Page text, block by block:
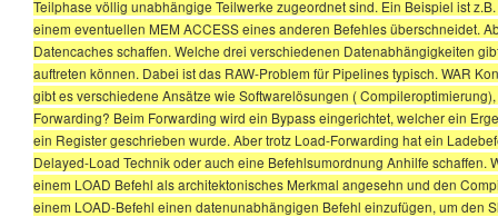
Teilphase völlig unabhängige Teilwerke zugeordnet sind. Ein Beispiel ist
einem eventuellen MEM ACCESS eines anderen Befehles überschneidet.
Datencaches schaffen. Welche drei verschiedenen Datenabhängigkeiten
auftreten können. Dabei ist das RAW-Problem für Pipelines typisch. WAR
gibt es verschiedene Ansätze wie Softwarelösungen (
Forwarding? Beim Forwarding wird ein Bypass eingerichtet, welcher ein
ein Register geschrieben wurde. Aber trotz Load-Forwarding hat ein
Delayed-Load Technik oder auch eine Befehlsumordnung Anhilfe
einem LOAD Befehl als architektonisches Merkmal angesehn und den
einem LOAD-Befehl einen datenunabhängigen Befehl einzufügen, um den